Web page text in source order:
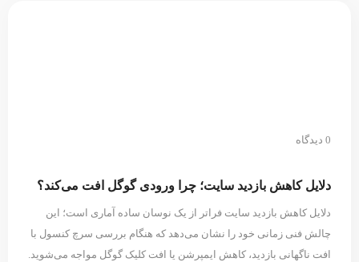
0 دیدگاه
دلایل کاهش بازدید سایت؛ چرا ورودی گوگل افت می‌کند؟
دلایل کاهش بازدید سایت فراتر از یک نوسان ساده آماری است؛ این
چالش فنی زمانی خود را نشان می‌دهد که هنگام بررسی سرچ کنسول با
افت ناگهانی بازدید، کاهش ایمپرشن یا افت کلیک گوگل مواجه می‌شوید.